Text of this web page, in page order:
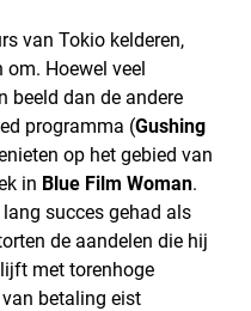
van Tokio kelderen,
Hoewel veel
beeld dan de andere
programma (Gushing
op het gebied van
in Blue Film Woman.
succes gehad als
de aandelen die hij
met torenhoge
betaling eist